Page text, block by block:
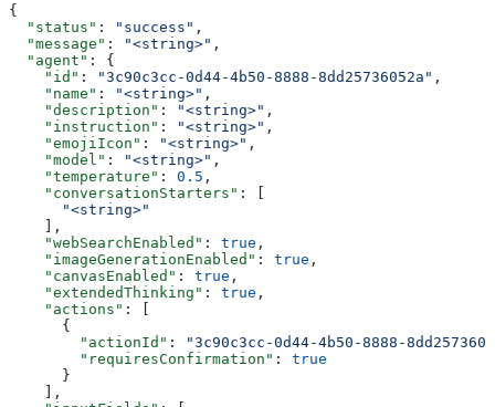
{
  "status"
: "success" ,
  "message"
: "<string>" ,
  "agent"
: {
    "id"
: "3c90c3cc-0d44-4b50-8888-8dd25736052a" ,
    "name"
: "<string>" ,
    "description"
: "<string>" ,
    "instruction"
: "<string>" ,
    "emojiIcon"
: "<string>" ,
    "model"
: "<string>" ,
    "temperature"
: 0.5 ,
    "conversationStarters"
: [
      "<string>"
    ],
    "webSearchEnabled"
: true ,
    "imageGenerationEnabled"
: true ,
    "canvasEnabled"
: true ,
    "extendedThinking"
: true ,
    "actions"
: [
      {
        "actionId"
:
"3c90c3cc-0d44-4b50-8888-
        "requiresConfirmation"
: true
      }
    ],